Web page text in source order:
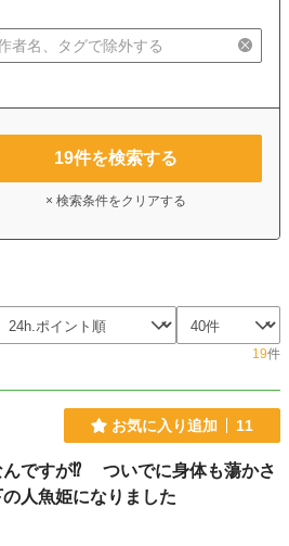
19件を検索する
× 検索条件をクリアする
19件
お気に入り追加 11
んですが⁉︎ ついでに身体も蕩かさ
人魚姫になりました